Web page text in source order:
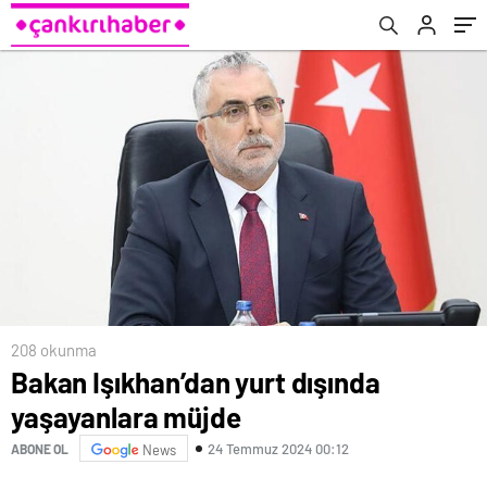
208 okunma
Bakan Işıkhan’dan yurt dışında
yaşayanlara müjde
ABONE OL News 24 Temmuz 2024 00:12